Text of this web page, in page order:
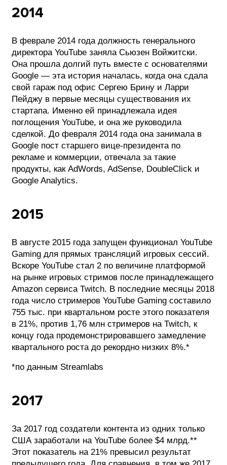
2014
В феврале 2014 года должность генерального
директора YouTube заняла Сьюзен Войжитски.
Она прошла долгий путь вместе с основателями
Google — эта история началась, когда она сдала
свой гараж под офис Сергею Брину и Ларри
Пейджу в первые месяцы существования их
стартапа. Именно ей принадлежала идея
поглощения YouTube, и она же руководила
сделкой. До февраля 2014 года она занимала в
Google пост старшего вице-президента по
рекламе и коммерции, отвечала за такие
продукты, как AdWords, AdSense, DoubleClick и
Google Analytics.
2015
В августе 2015 года запущен функционал YouTube
Gaming для прямых трансляций игровых сессий.
Вскоре YouTube стал 2 по величине платформой
на рынке игровых стримов после принадлежащего
Amazon сервиса Twitch. В последние месяцы 2018
года число стримеров YouTube Gaming составило
755 тыс. при квартальном росте этого показателя
в 21%, против 1,76 млн стримеров на Twitch, к
концу года продемонстрировавшего замедление
квартального роста до рекордно низких 8%.*
*по данным Streamlabs
2017
За 2017 год создатели контента из одних только
США заработали на YouTube более $4 млрд.**
Этот показатель на 21% превысил результат